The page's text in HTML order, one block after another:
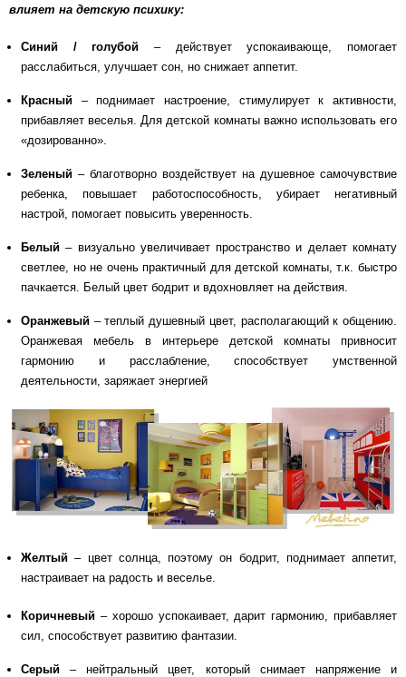
влияет на детскую психику:
Синий / голубой – действует успокаивающе, помогает
расслабиться, улучшает сон, но снижает аппетит.
Красный – поднимает настроение, стимулирует к активности,
прибавляет веселья. Для детской комнаты важно использовать его
«дозированно».
Зеленый – благотворно воздействует на душевное самочувствие
ребенка, повышает работоспособность, убирает негативный
настрой, помогает повысить уверенность.
Белый – визуально увеличивает пространство и делает комнату
светлее, но не очень практичный для детской комнаты, т.к. быстро
пачкается. Белый цвет бодрит и вдохновляет на действия.
Оранжевый – теплый душевный цвет, располагающий к общению.
Оранжевая мебель в интерьере детской комнаты привносит
гармонию и расслабление, способствует умственной
деятельности, заряжает энергией
Желтый– цвет солнца, поэтому он бодрит, поднимает аппетит,
настраивает на радость и веселье.
Коричневый – хорошо успокаивает, дарит гармонию, прибавляет
сил, способствует развитию фантазии.
Серый– нейтральный цвет, который снимает напряжение и